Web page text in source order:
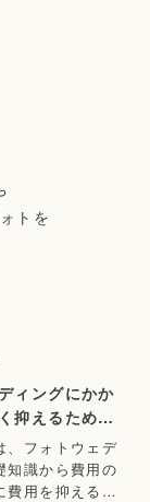
トを
ィングにかか
抑えるための
、フォトウェデ
知識から費用の
費用を抑えるた